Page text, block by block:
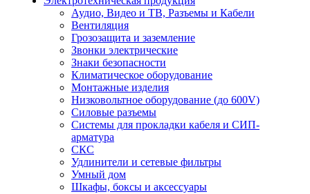
Аудио, Видео и ТВ, Разъемы и Кабели
Вентиляция
Грозозащита и заземление
Звонки электрические
Знаки безопасности
Климатическое оборудование
Монтажные изделия
Низковольтное оборудование (до 600V)
Силовые разъемы
Системы для прокладки кабеля и СИП-
арматура
СКС
Удлинители и сетевые фильтры
Умный дом
Шкафы, боксы и аксессуары